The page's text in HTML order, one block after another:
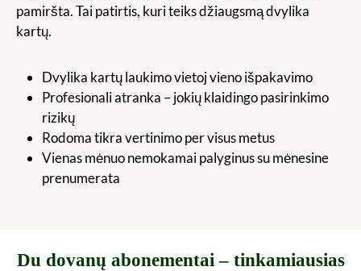
pamiršta. Tai patirtis, kuri teiks džiaugsmą dvylika
kartų.
Dvylika kartų laukimo vietoj vieno išpakavimo
Profesionali atranka – jokių klaidingo pasirinkimo
rizikų
Rodoma tikra vertinimo per visus metus
Vienas mėnuo nemokamai palyginus su mėnesine
prenumerata
Du dovanų abonementai – tinkamiausias